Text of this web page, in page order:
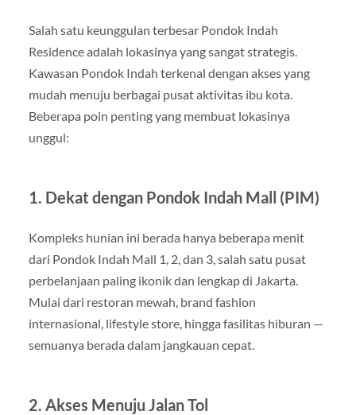
Salah satu keunggulan terbesar Pondok Indah
Residence adalah lokasinya yang sangat strategis.
Kawasan Pondok Indah terkenal dengan akses yang
mudah menuju berbagai pusat aktivitas ibu kota.
Beberapa poin penting yang membuat lokasinya
unggul:
1. Dekat dengan Pondok Indah Mall (PIM)
Kompleks hunian ini berada hanya beberapa menit
dari Pondok Indah Mall 1, 2, dan 3, salah satu pusat
perbelanjaan paling ikonik dan lengkap di Jakarta.
Mulai dari restoran mewah, brand fashion
internasional, lifestyle store, hingga fasilitas hiburan —
semuanya berada dalam jangkauan cepat.
2. Akses Menuju Jalan Tol